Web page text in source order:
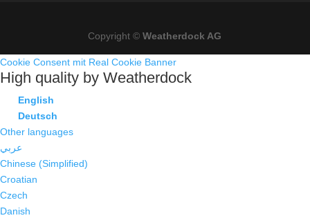
Copyright ©Weatherdock AG
Cookie Consent mit Real Cookie Banner
High quality by Weatherdock
English
Deutsch
Other languages
عربي
Chinese (Simplified)
Croatian
Czech
Danish